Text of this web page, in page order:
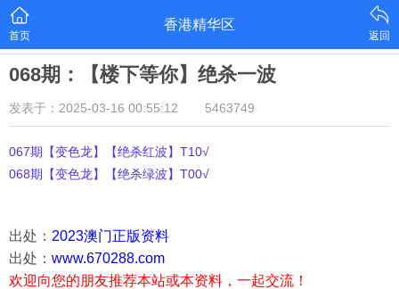
首页
香港精华区
返回
068期：【楼下等你】绝杀一波
发表于：2025-03-16 00:55:12 5463749
067期【变色龙】【绝杀红波】T10√
068期【变色龙】【绝杀绿波】T00√
出处： 2023澳门正版资料
出处： www.670288.com
欢迎向您的朋友推荐本站或本资料，一起交流！